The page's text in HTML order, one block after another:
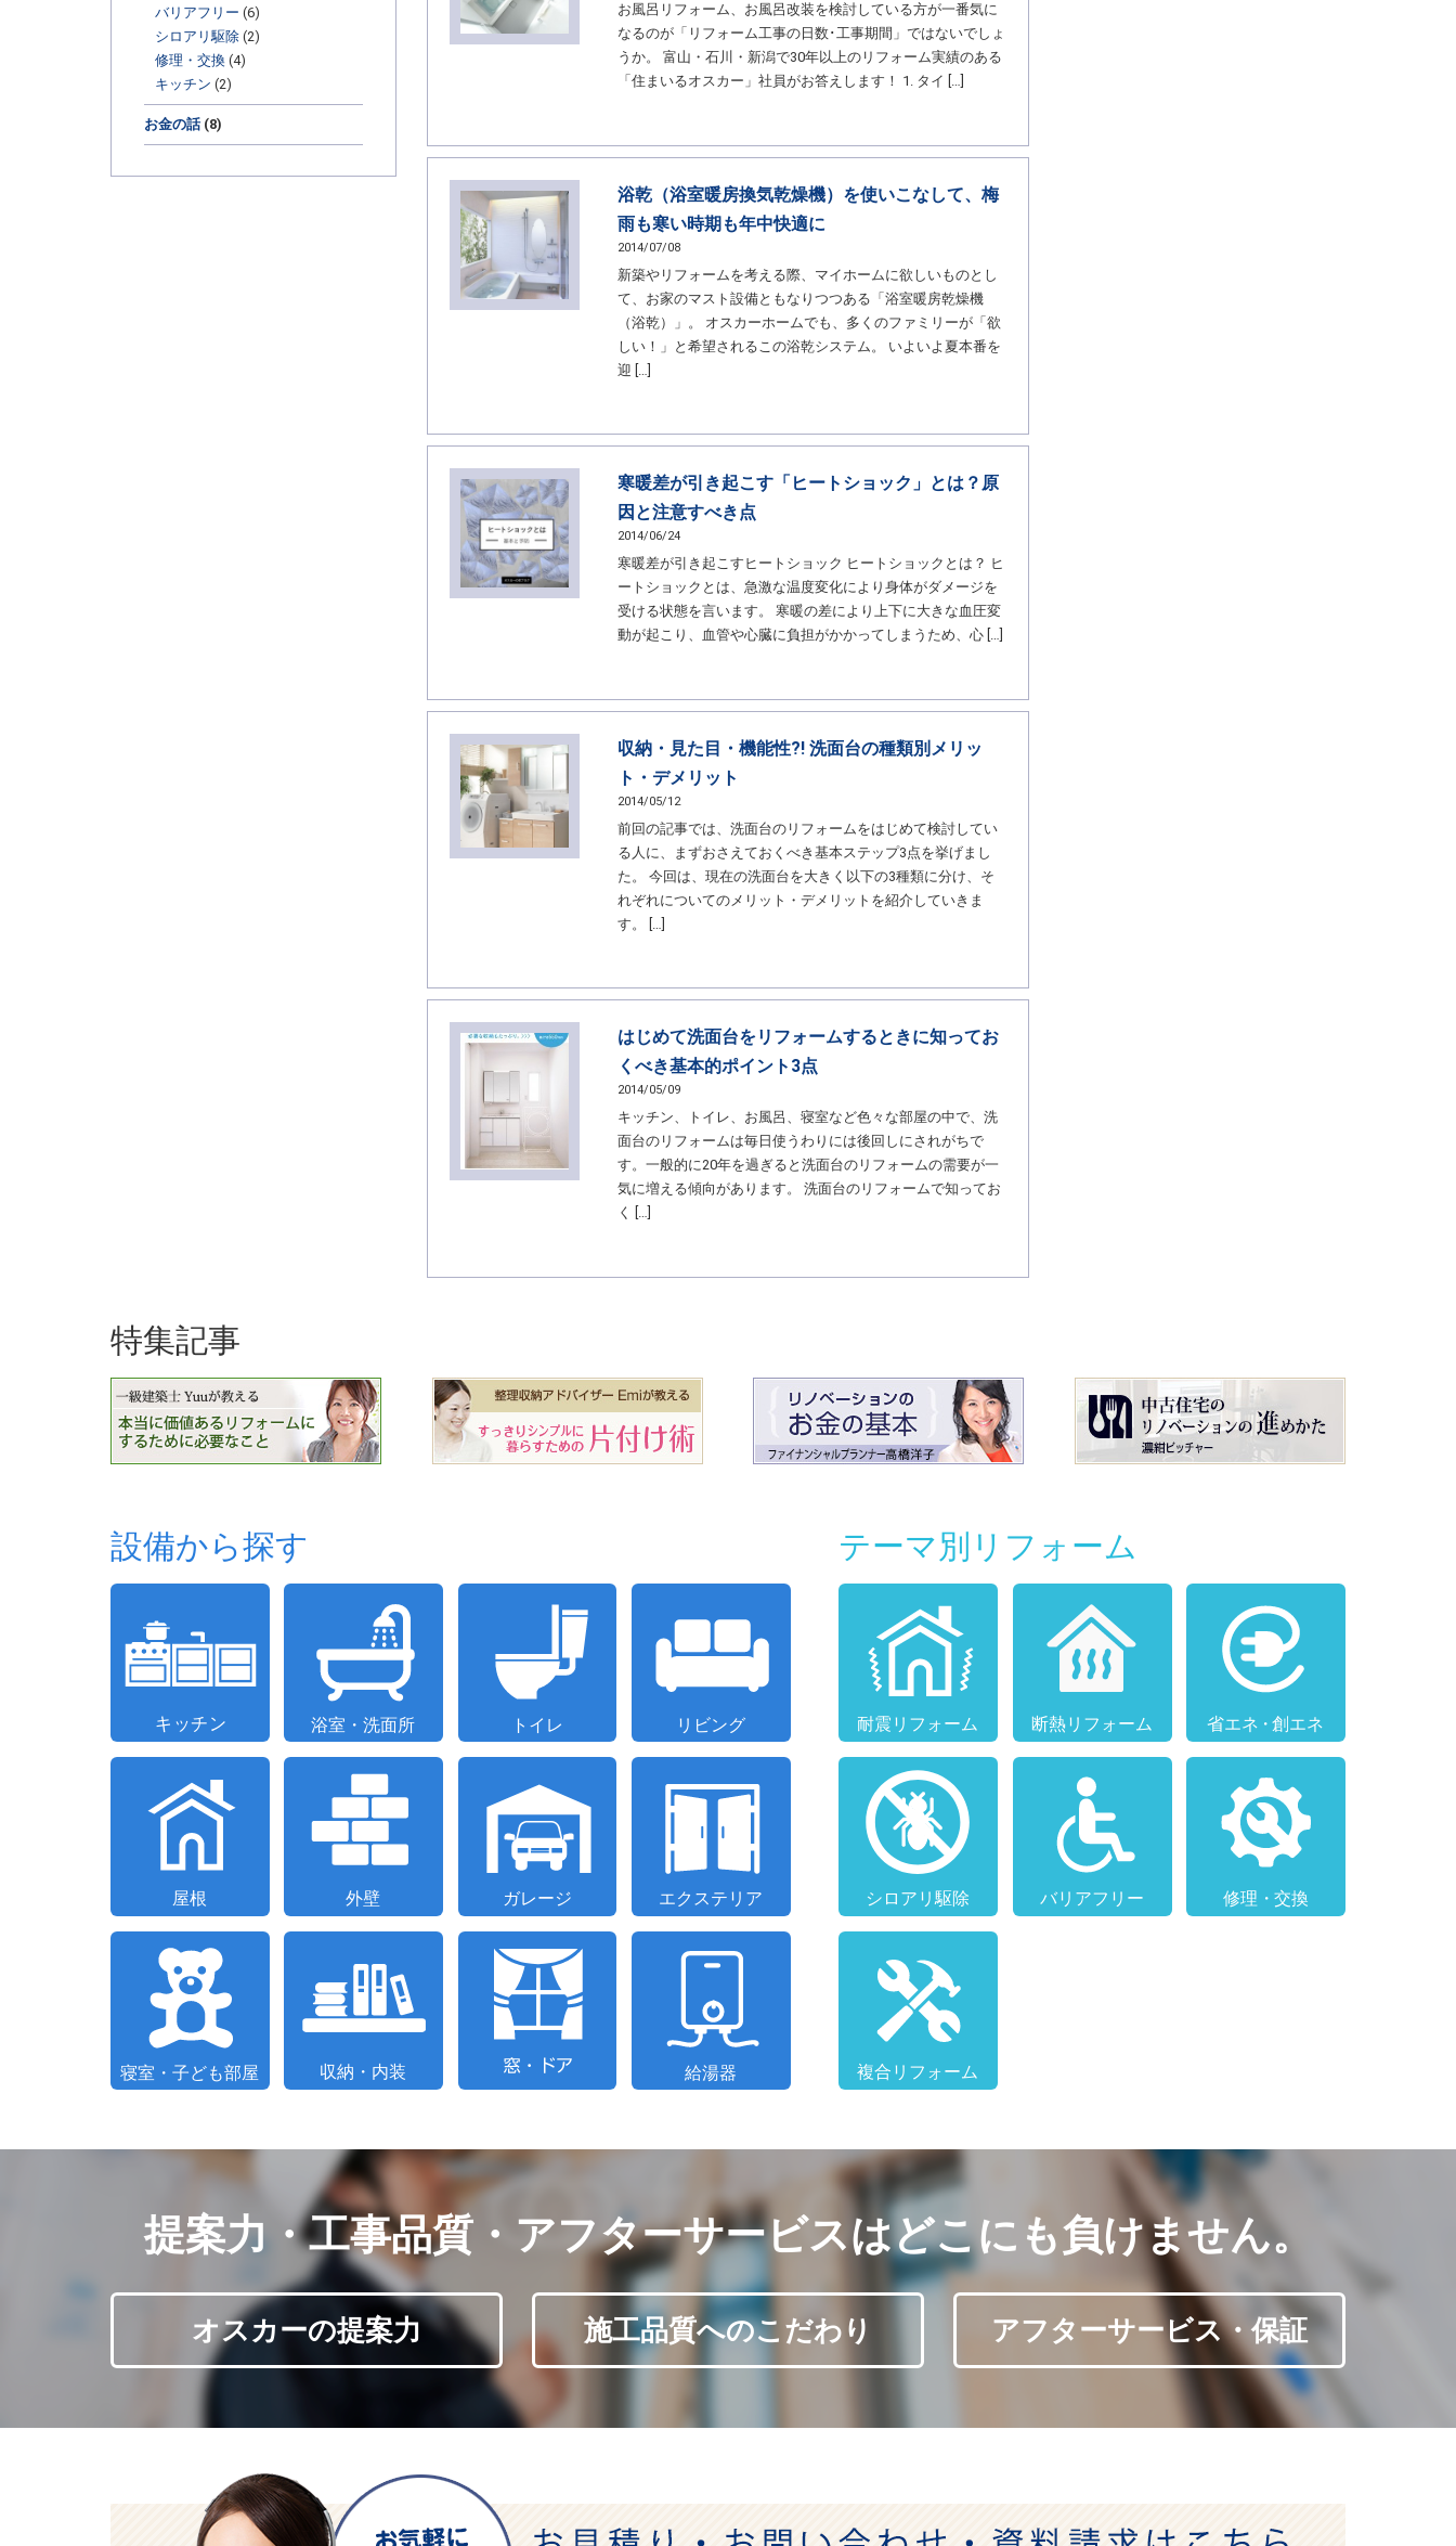
バリアフリー (6)
シロアリ駆除 (2)
修理・交換 (4)
キッチン (2)
お金の話 (8)
お風呂リフォーム、お風呂改装を検討している方が一番気に
なるのが「リフォーム工事の日数･工事期間」ではないでしょ
うか。 富山・石川・新潟で30年以上のリフォーム実績のある
「住まいるオスカー」社員がお答えします！ 1. タイ […]
浴乾（浴室暖房換気乾燥機）を使いこなして、梅
雨も寒い時期も年中快適に
2014/07/08
新築やリフォームを考える際、マイホームに欲しいものとし
て、お家のマスト設備ともなりつつある「浴室暖房乾燥機
（浴乾）」。 オスカーホームでも、多くのファミリーが「欲
しい！」と希望されるこの浴乾システム。 いよいよ夏本番を
迎 […]
寒暖差が引き起こす「ヒートショック」とは？原
因と注意すべき点
2014/06/24
寒暖差が引き起こすヒートショック ヒートショックとは？ ヒ
ートショックとは、急激な温度変化により身体がダメージを
受ける状態を言います。 寒暖の差により上下に大きな血圧変
動が起こり、血管や心臓に負担がかかってしまうため、心 […]
収納・見た目・機能性?! 洗面台の種類別メリッ
ト・デメリット
2014/05/12
前回の記事では、洗面台のリフォームをはじめて検討してい
る人に、まずおさえておくべき基本ステップ3点を挙げまし
た。 今回は、現在の洗面台を大きく以下の3種類に分け、そ
れぞれについてのメリット・デメリットを紹介していきま
す。 […]
はじめて洗面台をリフォームするときに知ってお
くべき基本的ポイント3点
2014/05/09
キッチン、トイレ、お風呂、寝室など色々な部屋の中で、洗
面台のリフォームは毎日使うわりには後回しにされがちで
す。一般的に20年を過ぎると洗面台のリフォームの需要が一
気に増える傾向があります。 洗面台のリフォームで知ってお
く […]
特集記事
設備から探す テーマ別リフォーム
提案力・工事品質・アフターサービスはどこにも負けません。
オスカーの提案力 施工品質へのこだわり アフターサービス・保証